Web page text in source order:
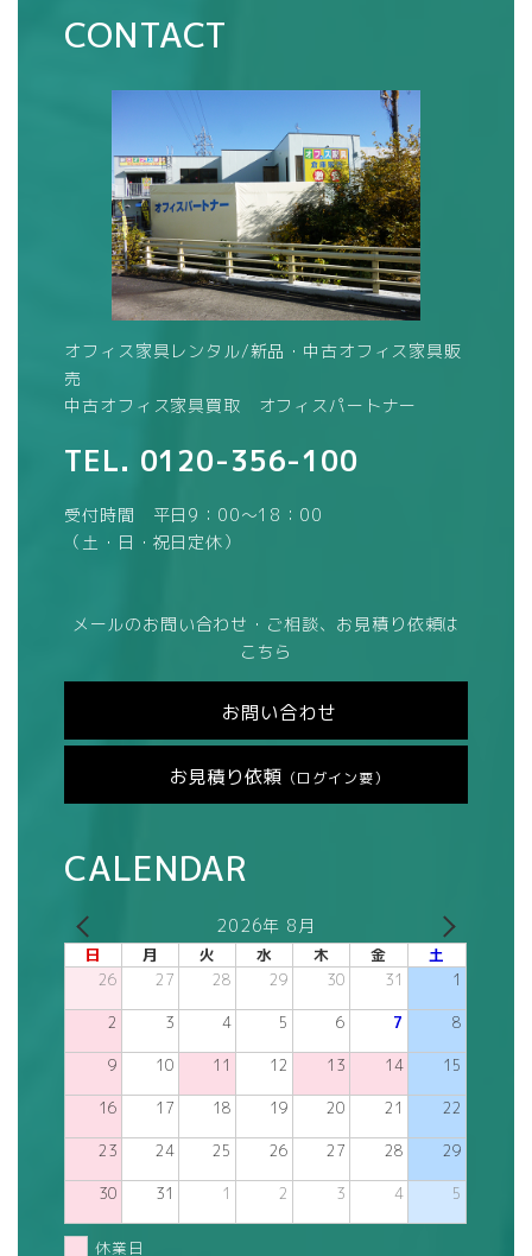
CONTACT
オフィス家具レンタル/新品・中古オフィス家具販
売
中古オフィス家具買取 オフィスパートナー
TEL. 0120-356-100
受付時間 平日9：00～18：00
（土・日・祝日定休）
メールのお問い合わせ・ご相談、お見積り依頼は
こちら
お問い合わせ
お見積り依頼 （ログイン要）
CALENDAR
2026年 8月
日 月 火 水 木 金 土
26 27 28 29 30 31 1
2 3 4 5 6 7 8
9 10 11 12 13 14 15
16 17 18 19 20 21 22
23 24 25 26 27 28 29
30 31 1 2 3 4 5
休業日